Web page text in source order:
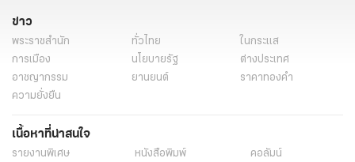
ข่าว
พระราชสำนัก ทั่วไทย
ในกระแส
การเมือง
นโยบายรัฐ
ต่างประเทศ
อาชญากรรม
ยานยนต์
ราคาทองคำ
ความยั่งยืน
เนื้อหาที่น่าสนใจ
รายงานพิเศษ หนังสือพิมพ์
คอลัมน์